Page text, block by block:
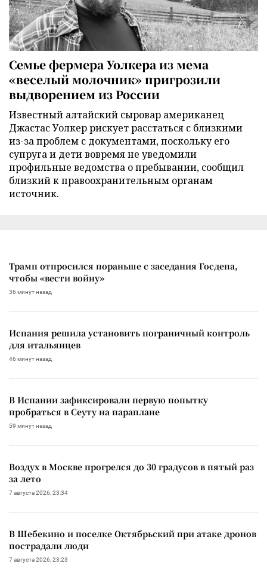
Семье фермера Уолкера из мема
«веселый молочник» пригрозили
выдворением из России
Известный алтайский сыровар американец
Джастас Уолкер рискует расстаться с близкими
из-за проблем с документами, поскольку его
супруга и дети вовремя не уведомили
профильные ведомства о пребывании, сообщил
близкий к правоохранительным органам
источник.
Трамп отпросился пораньше с заседания Госдепа,
чтобы «вести войну»
36 минут назад
Испания решила установить пограничный контроль
для итальянцев
46 минут назад
В Испании зафиксировали первую попытку
пробраться в Сеуту на параплане
59 минут назад
Воздух в Москве прогрелся до 30 градусов в пятый раз
за лето
7 августа 2026, 23:34
В Шебекино и поселке Октябрьский при атаке дронов
пострадали люди
7 августа 2026, 23:23